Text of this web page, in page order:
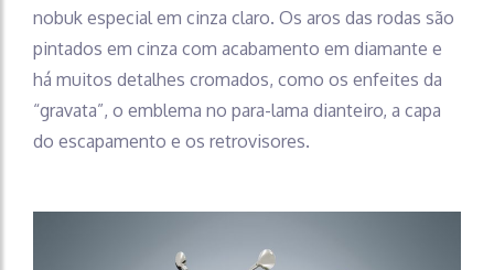
nobuk especial em cinza claro. Os aros das rodas são
pintados em cinza com acabamento em diamante e
há muitos detalhes cromados, como os enfeites da
“gravata”, o emblema no para-lama dianteiro, a capa
do escapamento e os retrovisores.